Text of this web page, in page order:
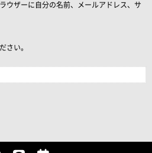
ウザーに自分の名前、メールアドレス、サ
さい。